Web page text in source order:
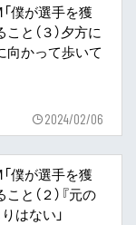
僕が選手を獲
と（３）夕方に
向かって歩いて
2024/02/06
僕が選手を獲
と（２）『元の
はない」